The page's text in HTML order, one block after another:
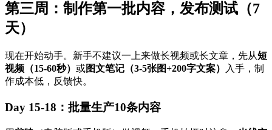
第三周：制作第一批内容，发布测试（7
天）
现在开始动手。新手不建议一上来做长视频或长文章，先从短
视频（15-60秒） 或图文笔记（3-5张图+200字文案）
入手，制
作成本低，反馈快。
Day 15-18：批量生产10条内容